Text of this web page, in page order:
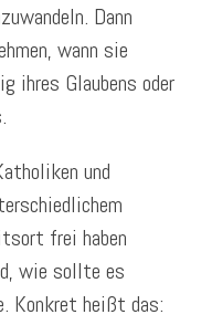
Dann
wann sie
ihres Glaubens oder
und
frei haben
wie sollte es
Konkret heißt das: